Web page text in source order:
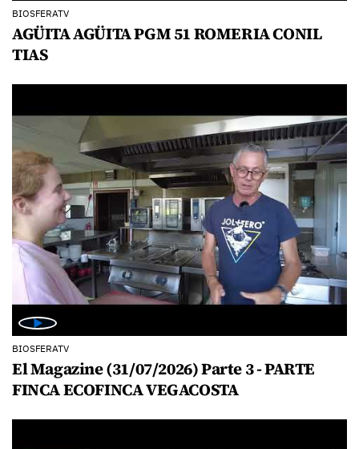
BIOSFERATV
AGÜITA AGÜITA PGM 51 ROMERIA CONIL
TIAS
BIOSFERATV
El Magazine (31/07/2026) Parte 3 - PARTE
FINCA ECOFINCA VEGACOSTA